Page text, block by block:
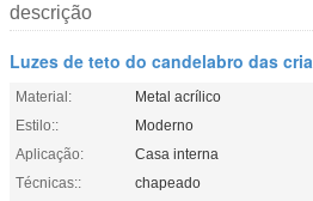
descrição
Luzes de teto do candelabro das
Material:
Metal acrílico
Estilo::
Moderno
Aplicação:
Casa interna
Técnicas::
chapeado